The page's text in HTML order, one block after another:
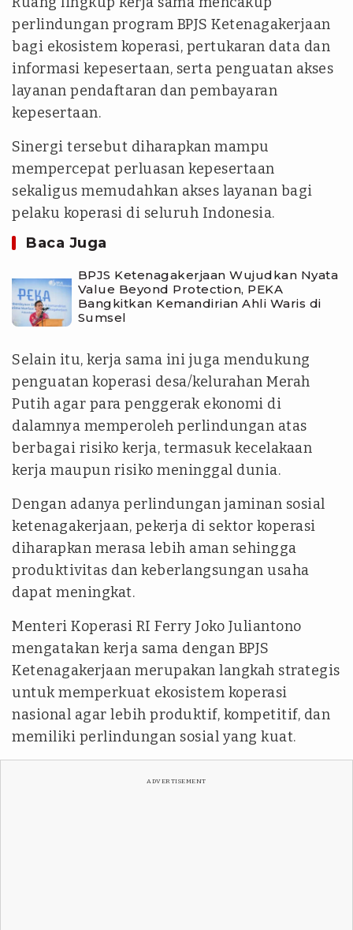
perlindungan program BPJS Ketenagakerjaan
bagi ekosistem koperasi, pertukaran data dan
informasi kepesertaan, serta penguatan akses
layanan pendaftaran dan pembayaran
kepesertaan.
Sinergi tersebut diharapkan mampu
mempercepat perluasan kepesertaan
sekaligus memudahkan akses layanan bagi
pelaku koperasi di seluruh Indonesia.
Baca Juga
BPJS Ketenagakerjaan Wujudkan Nyata
Value Beyond Protection, PEKA
Bangkitkan Kemandirian Ahli Waris di
Sumsel
Selain itu, kerja sama ini juga mendukung
penguatan koperasi desa/kelurahan Merah
Putih agar para penggerak ekonomi di
dalamnya memperoleh perlindungan atas
berbagai risiko kerja, termasuk kecelakaan
kerja maupun risiko meninggal dunia.
Dengan adanya perlindungan jaminan sosial
ketenagakerjaan, pekerja di sektor koperasi
diharapkan merasa lebih aman sehingga
produktivitas dan keberlangsungan usaha
dapat meningkat.
Menteri Koperasi RI Ferry Joko Juliantono
mengatakan kerja sama dengan BPJS
Ketenagakerjaan merupakan langkah strategis
untuk memperkuat ekosistem koperasi
nasional agar lebih produktif, kompetitif, dan
memiliki perlindungan sosial yang kuat.
ADVERTISEMENT